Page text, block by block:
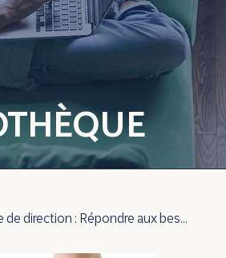
Guide pour l'équipe de direction : Répondre aux besoins spécifiques à l’enfant